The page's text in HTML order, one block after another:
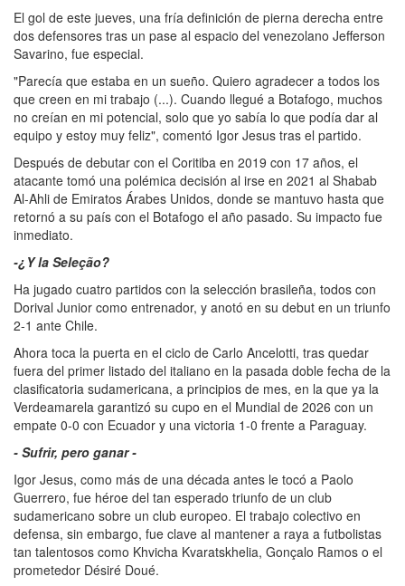
El gol de este jueves, una fría definición de pierna derecha entre
dos defensores tras un pase al espacio del venezolano Jefferson
Savarino, fue especial.
"Parecía que estaba en un sueño. Quiero agradecer a todos los
que creen en mi trabajo (...). Cuando llegué a Botafogo, muchos
no creían en mi potencial, solo que yo sabía lo que podía dar al
equipo y estoy muy feliz", comentó Igor Jesus tras el partido.
Después de debutar con el Coritiba en 2019 con 17 años, el
atacante tomó una polémica decisión al irse en 2021 al Shabab
Al-Ahli de Emiratos Árabes Unidos, donde se mantuvo hasta que
retornó a su país con el Botafogo el año pasado. Su impacto fue
inmediato.
-¿Y la Seleção?
Ha jugado cuatro partidos con la selección brasileña, todos con
Dorival Junior como entrenador, y anotó en su debut en un triunfo
2-1 ante Chile.
Ahora toca la puerta en el ciclo de Carlo Ancelotti, tras quedar
fuera del primer listado del italiano en la pasada doble fecha de la
clasificatoria sudamericana, a principios de mes, en la que ya la
Verdeamarela garantizó su cupo en el Mundial de 2026 con un
empate 0-0 con Ecuador y una victoria 1-0 frente a Paraguay.
- Sufrir, pero ganar -
Igor Jesus, como más de una década antes le tocó a Paolo
Guerrero, fue héroe del tan esperado triunfo de un club
sudamericano sobre un club europeo. El trabajo colectivo en
defensa, sin embargo, fue clave al mantener a raya a futbolistas
tan talentosos como Khvicha Kvaratskhelia, Gonçalo Ramos o el
prometedor Désiré Doué.